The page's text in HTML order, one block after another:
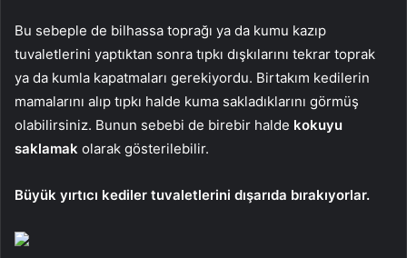
Bu sebeple de bilhassa toprağı ya da kumu kazıp
tuvaletlerini yaptıktan sonra tıpkı dışkılarını tekrar toprak
ya da kumla kapatmaları gerekiyordu. Birtakım kedilerin
mamalarını alıp tıpkı halde kuma sakladıklarını görmüş
olabilirsiniz. Bunun sebebi de birebir halde kokuyu
saklamak olarak gösterilebilir.
Büyük yırtıcı kediler tuvaletlerini dışarıda bırakıyorlar.